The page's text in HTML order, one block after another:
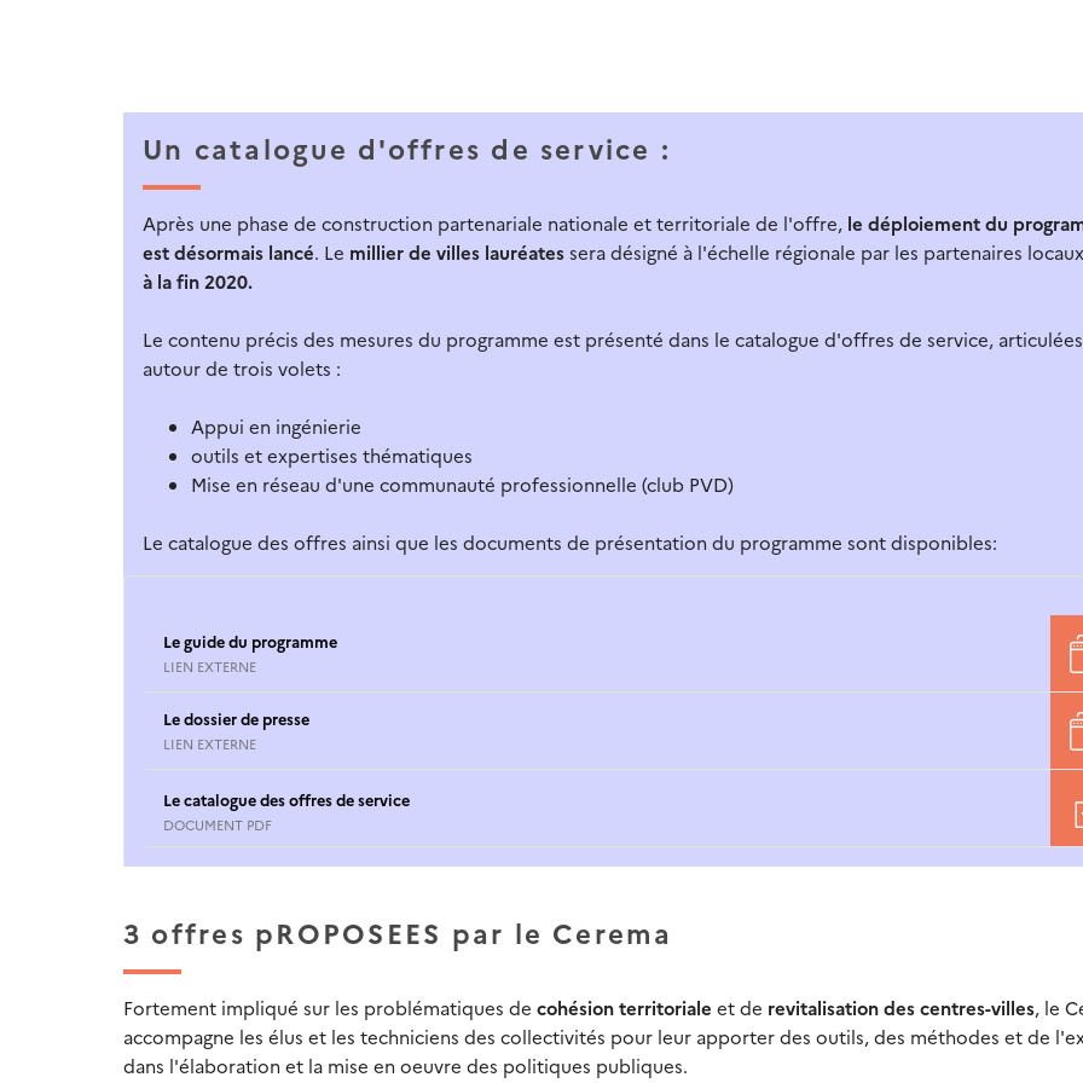
Un catalogue d'offres de service :
Après une phase de construction partenariale nationale et territoriale de l'offre, le déploiement du
est désormais lancé. Le millier de villes lauréatessera désigné à l'échelle régionale par les partenaires locaux
à la fin 2020.
Le contenu précis des mesures du programme est présenté dans le catalogue d'offres de service, articulées
autour de trois volets :
Appui en ingénierie
outils et expertises thématiques
Mise en réseau d'une communauté professionnelle (club PVD)
Le catalogue des offres ainsi que les documents de présentation du programme sont disponibles:
Le guide du programme
LIEN EXTERNE
Le dossier de presse
LIEN EXTERNE
Le catalogue des offres de service
DOCUMENT PDF
3 offres pROPOSEES par le Cerema
Fortement impliqué sur les problématiques de cohésion territoriale et de revitalisation des centres-villes, le
accompagne les élus et les techniciens des collectivités pour leur apporter des outils, des méthodes et de
dans l'élaboration et la mise en oeuvre des politiques publiques.